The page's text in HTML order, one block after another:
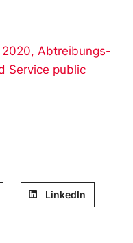
, Abtreibungs-
Service public
LinkedIn